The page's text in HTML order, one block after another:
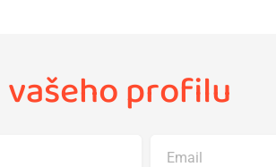
profilu
Email